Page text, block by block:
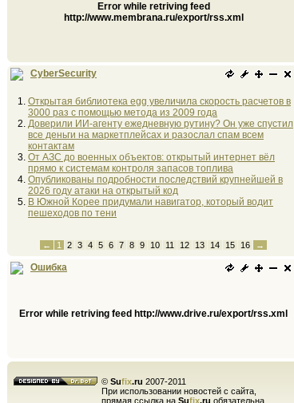
Error while retriving feed
http://www.membrana.ru/export/rss.xml
CyberSecurity
Открытая библиотека egg увеличила скорость расчетов в
3000 раз с помощью метода из 2009 года
Доверили ИИ-агенту ежедневную рутину? Он уже спустил
все деньги на маркетплейсах и разослал спам всем
контактам
От АЗС до военных объектов: открытый интернет вёл
прямо к системам контроля запасов топлива
Опубликованы подробности последствий крупнейшей в
2026 году атаки на открытый код
В Южной Корее придумали навигатор, который водит
пешеходов по тени
← 1 2 3 4 5 6 7 8 9 10 11 12 13 14 15 16 →
Ошибка
Error while retriving feed http://www.drive.ru/export/rss.xml
© Sufix.ru 2007-2011
При использовании новостей с сайта,
прямая ссылка на Sufix.ru обязательна